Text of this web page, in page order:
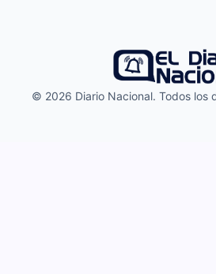
© 2026 Diario Nacional. Todos los